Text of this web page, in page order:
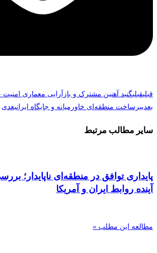
قبلیقبلیگنبد آهنین مشترک و بازآرایی معماری
بعدیبرساخت منطقه‌ای خاورمیانه و جایگاه ایرانبعدی
سایر مطالب مرتبط
پایداری توافق در منطقه‌ای ناپایدار؛
آینده روابط ایران و آمریکا
مطالعه این مطلب »